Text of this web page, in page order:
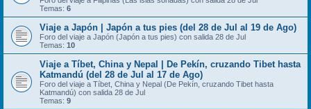
Temas: 6
Viaje a Japón | Japón a tus pies (del 28 de Jul al 19 de Ago)
Foro del viaje a Japón (Japón a tus pies) con salida 28 de Jul
Temas: 10
Viaje a Tíbet, China y Nepal | De Pekín, cruzando Tibet hasta
Katmandú (del 28 de Jul al 17 de Ago)
Foro del viaje a Tíbet, China y Nepal (De Pekín, cruzando Tibet hasta
Katmandú) con salida 28 de Jul
Temas: 9